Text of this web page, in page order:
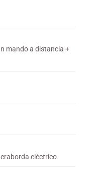
mando a distancia +
eléctrico